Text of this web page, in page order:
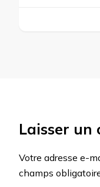
Laisser un
Votre adresse e-
champs